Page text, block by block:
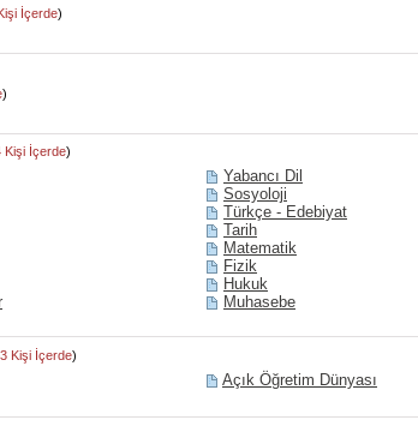
İçerde)
)
Kişi İçerde)
Yabancı Dil
Sosyoloji
Türkçe - Edebiyat
Tarih
Matematik
Fizik
Hukuk
Muhasebe
Kişi İçerde)
Açık Öğretim Dünyası